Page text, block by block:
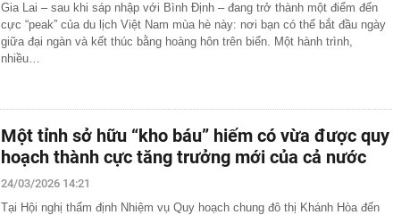
Gia Lai – sau khi sáp nhập với Bình Định – đang trở thành một điểm đến
cực “peak” của du lịch Việt Nam mùa hè này: nơi bạn có thể bắt đầu ngày
giữa đại ngàn và kết thúc bằng hoàng hôn trên biển. Một hành trình,
nhiều…
Một tỉnh sở hữu “kho báu” hiếm có vừa được quy
hoạch thành cực tăng trưởng mới của cả nước
24/03/2026 14:21
Tại Hội nghị thẩm định Nhiệm vụ Quy hoạch chung đô thị Khánh Hòa đến